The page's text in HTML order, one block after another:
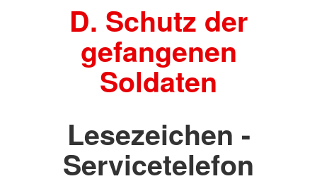
D. Schutz der
gefangenen
Soldaten
Lesezeichen -
Servicetelefon